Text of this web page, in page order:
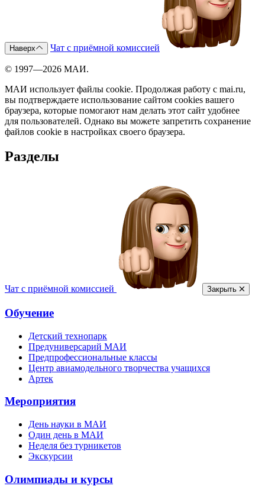
Наверх Чат с приёмной комиссией
© 1997—2026 МАИ.
МАИ использует файлы cookie. Продолжая работу с mai.ru,
вы подтверждаете использование сайтом cookies вашего
браузера, которые помогают нам делать этот сайт удобнее
для пользователей. Однако вы можете запретить сохранение
файлов cookie в настройках своего браузера.
Разделы
Чат с приёмной комиссией Закрыть
Обучение
Детский технопарк
Предуниверсарий МАИ
Предпрофессиональные классы
Центр авиамодельного творчества учащихся
Артек
Мероприятия
День науки в МАИ
Один день в МАИ
Неделя без турникетов
Экскурсии
Олимпиады и курсы